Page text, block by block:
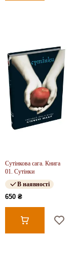
Сутінкова сага. Книга
01. Сутінки
В наявності
650 ₴